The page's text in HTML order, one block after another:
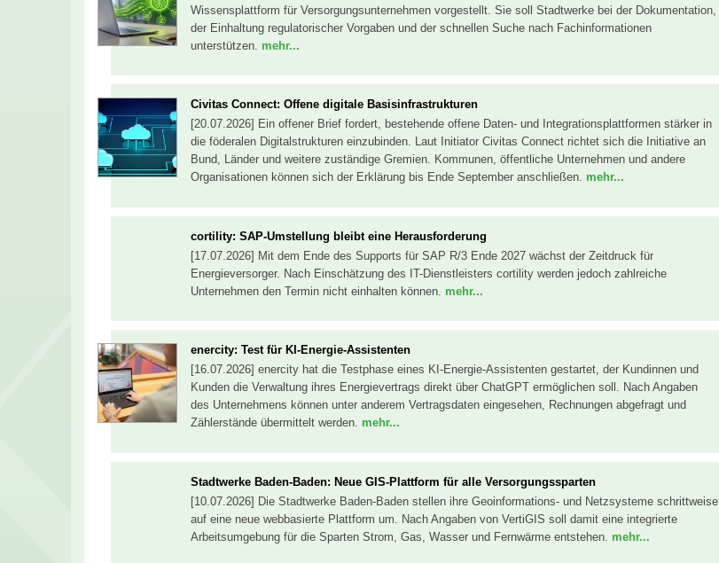
Wissensplattform für Versorgungsunternehmen vorgestellt. Sie soll Stadtwerke bei der Dokumentation,
der Einhaltung regulatorischer Vorgaben und der schnellen Suche nach Fachinformationen
unterstützen. mehr...
Civitas Connect: Offene digitale Basisinfrastrukturen
[20.07.2026] Ein offener Brief fordert, bestehende offene Daten- und Integrationsplattformen stärker in
die föderalen Digitalstrukturen einzubinden. Laut Initiator Civitas Connect richtet sich die Initiative an
Bund, Länder und weitere zuständige Gremien. Kommunen, öffentliche Unternehmen und andere
Organisationen können sich der Erklärung bis Ende September anschließen. mehr...
cortility: SAP-Umstellung bleibt eine Herausforderung
[17.07.2026] Mit dem Ende des Supports für SAP R/3 Ende 2027 wächst der Zeitdruck für
Energieversorger. Nach Einschätzung des IT-Dienstleisters cortility werden jedoch zahlreiche
Unternehmen den Termin nicht einhalten können. mehr...
enercity: Test für KI-Energie-Assistenten
[16.07.2026] enercity hat die Testphase eines KI-Energie-Assistenten gestartet, der Kundinnen und
Kunden die Verwaltung ihres Energievertrags direkt über ChatGPT ermöglichen soll. Nach Angaben
des Unternehmens können unter anderem Vertragsdaten eingesehen, Rechnungen abgefragt und
Zählerstände übermittelt werden. mehr...
Stadtwerke Baden-Baden: Neue GIS-Plattform für alle Versorgungssparten
[10.07.2026] Die Stadtwerke Baden-Baden stellen ihre Geoinformations- und Netzsysteme schrittweise
auf eine neue webbasierte Plattform um. Nach Angaben von VertiGIS soll damit eine integrierte
Arbeitsumgebung für die Sparten Strom, Gas, Wasser und Fernwärme entstehen. mehr...